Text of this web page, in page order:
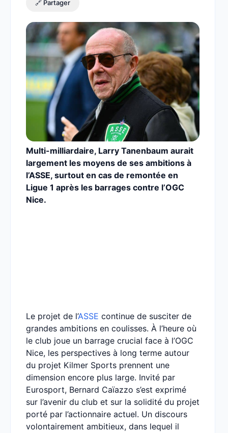
🔗 Partager
Multi-milliardaire, Larry Tanenbaum aurait
largement les moyens de ses ambitions à
l’ASSE, surtout en cas de remontée en
Ligue 1 après les barrages contre l’OGC
Nice.
Le projet de l’ASSE continue de susciter de
grandes ambitions en coulisses. À l’heure où
le club joue un barrage crucial face à l’OGC
Nice, les perspectives à long terme autour
du projet Kilmer Sports prennent une
dimension encore plus large. Invité par
Eurosport, Bernard Caïazzo s’est exprimé
sur l’avenir du club et sur la solidité du projet
porté par l’actionnaire actuel. Un discours
volontairement ambitieux, dans lequel il